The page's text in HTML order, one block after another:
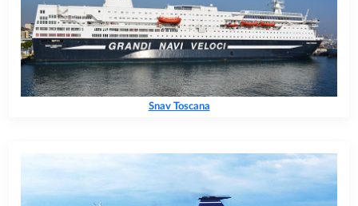
Snav Toscana